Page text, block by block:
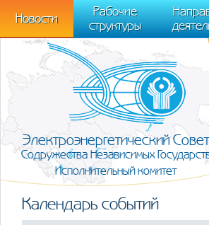
m[i].l=1*new Date(); for (var j = 0; j <
trackLinks:true, accurateTrackBounce:true });
Новости
Рабочие
структуры
Электроэнергетический Совет
Содружества Независимых
Исполнительный комитет
Календарь событий